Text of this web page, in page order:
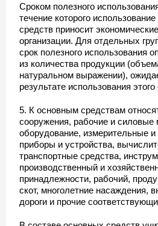
Сроком полезного
течение которого
средств приносит
организации. Для отдельных
срок полезного использования
из количества продукции
натуральном выражении),
результате использования этого
5. К основным средствам
сооружения, рабочие и
оборудование, измерительные
приборы и устройства,
транспортные средства,
производственный и
принадлежности, рабочий,
скот, многолетние насаждения,
дороги и прочие